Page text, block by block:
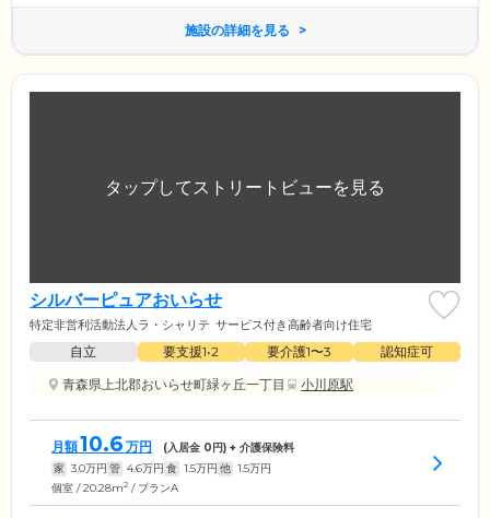
施設の詳細を見る
シルバーピュアおいらせ
特定非営利活動法人ラ・シャリテ サービス付き高齢者向け住宅
自立 要支援1•2 要介護1〜3
認知症可
青森県上北郡おいらせ町緑ヶ丘一丁目
小川原駅
月額10.6 万円 (入居金 0円) + 介護保険料
家 3.0万円 管 4.6万円 食 1.5万円 他 1.5万円
個室 / 20.28m2 / プランA